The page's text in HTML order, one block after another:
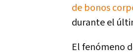
de bonos
durante el
El fenómeno